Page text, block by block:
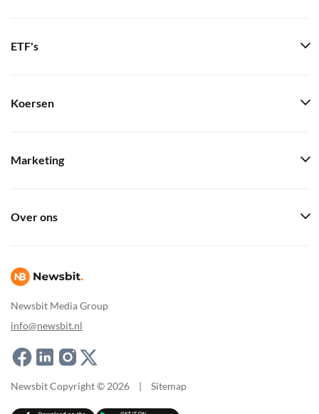
Newsbit Media Group
info@newsbit.nl
ETF's
Koersen
Marketing
Over ons
Newsbit Copyright © 2026 | Sitemap